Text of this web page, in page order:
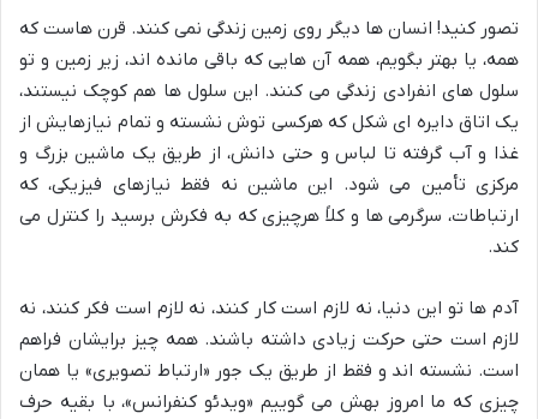
تصور کنید! انسان ها دیگر روی زمین زندگی نمی کنند. قرن هاست که
همه، یا بهتر بگویم، همه آن هایی که باقی مانده اند، زیر زمین و تو
سلول های انفرادی زندگی می کنند. این سلول ها هم کوچک نیستند،
یک اتاق دایره ای شکل که هرکسی توش نشسته و تمام نیازهایش از
غذا و آب گرفته تا لباس و حتی دانش، از طریق یک ماشین بزرگ و
مرکزی تأمین می شود. این ماشین نه فقط نیازهای فیزیکی، که
ارتباطات، سرگرمی ها و کلاً هرچیزی که به فکرش برسید را کنترل می
کند.
آدم ها تو این دنیا، نه لازم است کار کنند، نه لازم است فکر کنند، نه
لازم است حتی حرکت زیادی داشته باشند. همه چیز برایشان فراهم
است. نشسته اند و فقط از طریق یک جور «ارتباط تصویری» یا همان
چیزی که ما امروز بهش می گوییم «ویدئو کنفرانس»، با بقیه حرف